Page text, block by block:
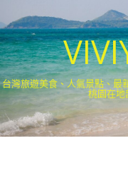
台灣旅遊美食、人氣景點、最
桃園在